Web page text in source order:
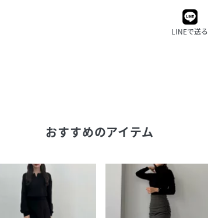
LINEで送る
おすすめのアイテム